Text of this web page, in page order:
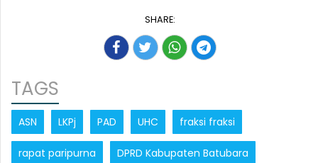
SHARE:
TAGS
ASN LKPj PAD UHC fraksi fraksi
rapat paripurna DPRD Kabupaten Batubara